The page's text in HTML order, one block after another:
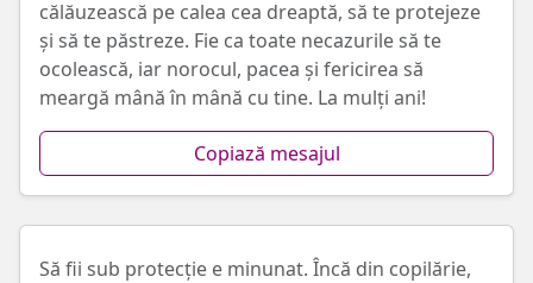
călăuzească pe calea cea dreaptă, să te protejeze
și să te păstreze. Fie ca toate necazurile să te
ocolească, iar norocul, pacea și fericirea să
meargă mână în mână cu tine. La mulți ani!
Copiază mesajul
Să fii sub protecție e minunat. Încă din copilărie,